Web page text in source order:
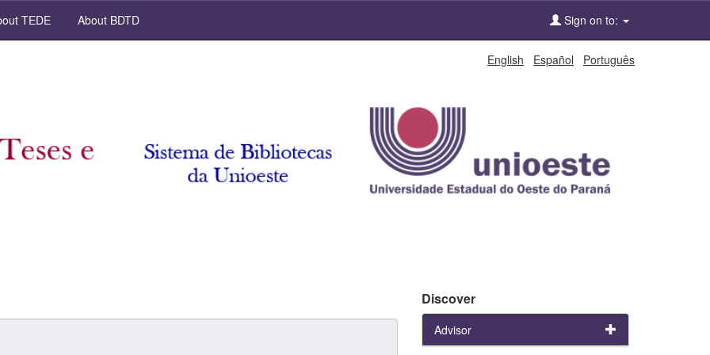
TEDE About BDTD Sign on to:
English Español Português
Discover
Advisor